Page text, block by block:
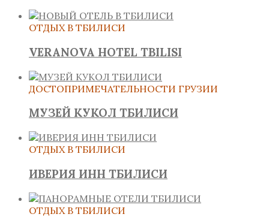
ОТДЫХ В ТБИЛИСИ
VERANOVA HOTEL TBILISI
ДОСТОПРИМЕЧАТЕЛЬНОСТИ ГРУЗИИ
МУЗЕЙ КУКОЛ ТБИЛИСИ
ОТДЫХ В ТБИЛИСИ
ИВЕРИЯ ИНН ТБИЛИСИ
ОТДЫХ В ТБИЛИСИ